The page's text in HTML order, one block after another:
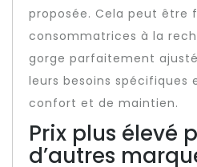
proposée. Cela peut être
consommatrices à la
gorge parfaitement
leurs besoins spécifiques
confort et de maintien.
Prix plus élevé
d’autres